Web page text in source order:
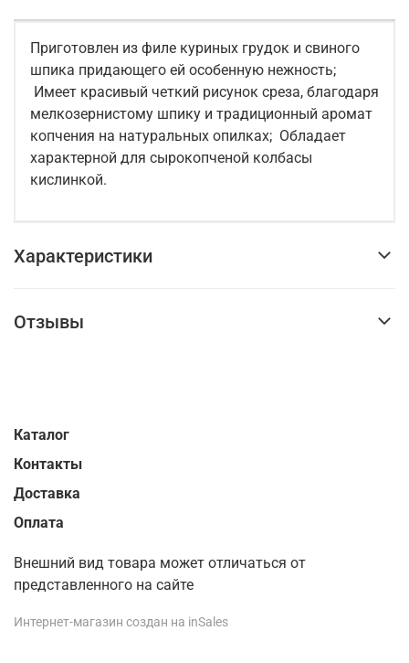
Приготовлен из филе куриных грудок и свиного
шпика придающего ей особенную нежность;
Имеет красивый четкий рисунок среза, благодаря
мелкозернистому шпику и традиционный аромат
копчения на натуральных опилках; Обладает
характерной для сырокопченой колбасы
кислинкой.
Характеристики
Отзывы
Каталог
Контакты
Доставка
Оплата
Внешний вид товара может отличаться от
представленного на сайте
Интернет-магазин создан на inSales